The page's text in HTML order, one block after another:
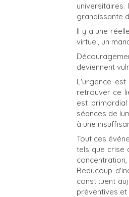
grandissante
Il y a une
virtuel, un
deviennent
L'urgence
retrouver ce
est
séances de
à une
Tout ces
tels que crise
Beaucoup
constituent
préventives et